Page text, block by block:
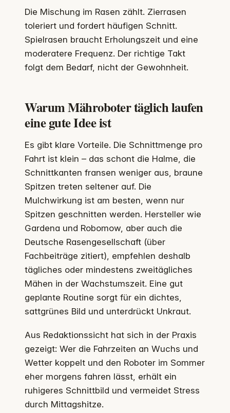
Die Mischung im Rasen zählt. Zierrasen
toleriert und fordert häufigen Schnitt.
Spielrasen braucht Erholungszeit und eine
moderatere Frequenz. Der richtige Takt
folgt dem Bedarf, nicht der Gewohnheit.
Warum Mähroboter täglich laufen
eine gute Idee ist
Es gibt klare Vorteile. Die Schnittmenge pro
Fahrt ist klein – das schont die Halme, die
Schnittkanten fransen weniger aus, braune
Spitzen treten seltener auf. Die
Mulchwirkung ist am besten, wenn nur
Spitzen geschnitten werden. Hersteller wie
Gardena und Robomow, aber auch die
Deutsche Rasengesellschaft (über
Fachbeiträge zitiert), empfehlen deshalb
tägliches oder mindestens zweitägliches
Mähen in der Wachstumszeit. Eine gut
geplante Routine sorgt für ein dichtes,
sattgrünes Bild und unterdrückt Unkraut.
Aus Redaktionssicht hat sich in der Praxis
gezeigt: Wer die Fahrzeiten an Wuchs und
Wetter koppelt und den Roboter im Sommer
eher morgens fahren lässt, erhält ein
ruhigeres Schnittbild und vermeidet Stress
durch Mittagshitze.